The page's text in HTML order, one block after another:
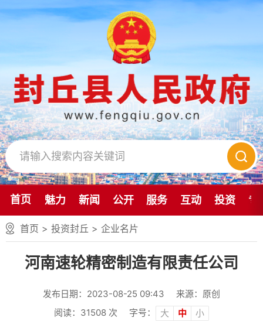
首页 魅力 新闻 公开 服务 互动 投资 专
首页 > 投资封丘 > 企业名片
河南速轮精密制造有限责任公司
发布日期：2023-08-25 09:43
来源：原创
阅读： 31508 次 字号： 大 中 小